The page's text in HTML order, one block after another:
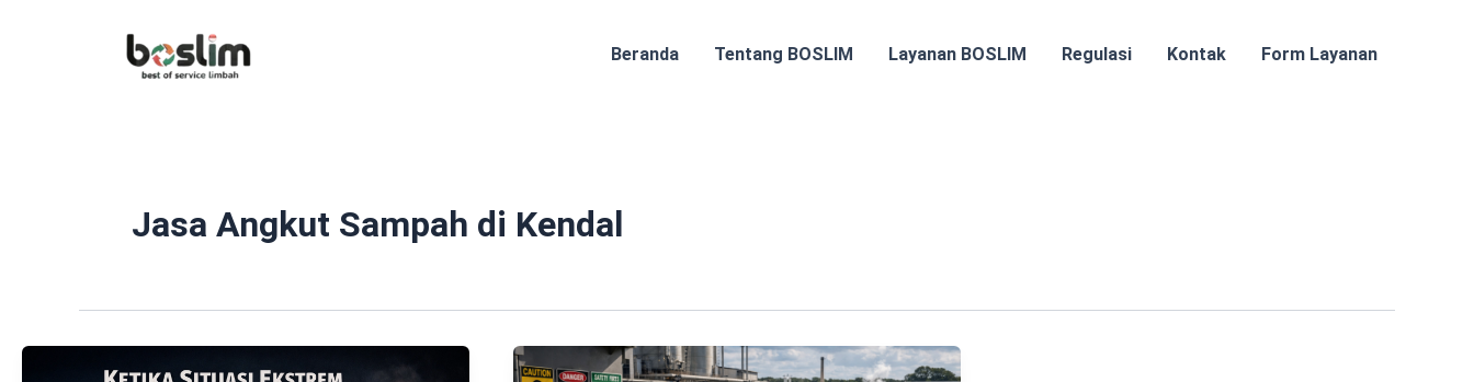
Beranda Tentang BOSLIM Layanan BOSLIM Regulasi Kontak Form Layanan
Jasa Angkut Sampah di Kendal